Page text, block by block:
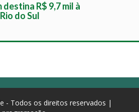
R$ 9,7 mil à
do Sul
- Todos os direitos reservados |